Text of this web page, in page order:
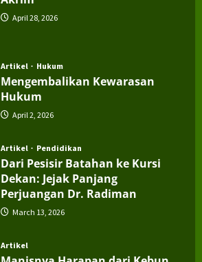
April 28, 2026
Artikel Hukum
Mengembalikan Kewarasan
Hukum
April 2, 2026
Artikel Pendidikan
Dari Pesisir Batahan ke Kursi
Dekan: Jejak Panjang
Perjuangan Dr. Radiman
March 13, 2026
Artikel